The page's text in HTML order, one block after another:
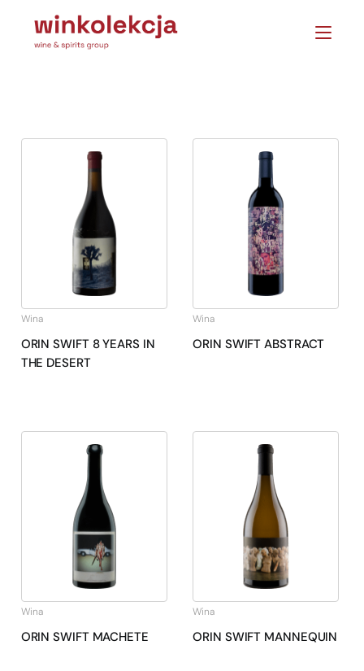
Wina
ORIN SWIFT 8 YEARS IN
THE DESERT
Wina
ORIN SWIFT ABSTRACT
Wina
ORIN SWIFT MACHETE
Wina
ORIN SWIFT MANNEQUIN